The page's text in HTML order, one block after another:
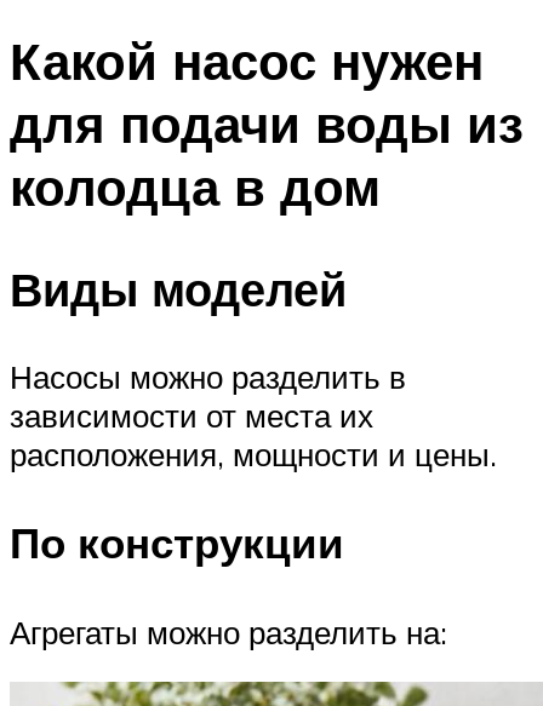
Какой насос нужен
для подачи воды из
колодца в дом
Виды моделей
Насосы можно разделить в
зависимости от места их
расположения, мощности и цены.
По конструкции
Агрегаты можно разделить на: